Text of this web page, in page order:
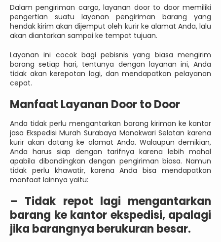
Dalam pengiriman cargo, layanan door to door memiliki
pengertian suatu layanan pengiriman barang yang
hendak kirim akan dijemput oleh kurir ke alamat Anda, lalu
akan diantarkan sampai ke tempat tujuan.
Layanan ini cocok bagi pebisnis yang biasa mengirim
barang setiap hari, tentunya dengan layanan ini, Anda
tidak akan kerepotan lagi, dan mendapatkan pelayanan
cepat.
Manfaat Layanan Door to Door
Anda tidak perlu mengantarkan barang kiriman ke kantor
jasa Ekspedisi Murah Surabaya Manokwari Selatan karena
kurir akan datang ke alamat Anda. Walaupun demikian,
Anda harus siap dengan tarifnya karena lebih mahal
apabila dibandingkan dengan pengiriman biasa. Namun
tidak perlu khawatir, karena Anda bisa mendapatkan
manfaat lainnya yaitu:
– Tidak repot lagi mengantarkan
barang ke kantor ekspedisi, apalagi
jika barangnya berukuran besar.